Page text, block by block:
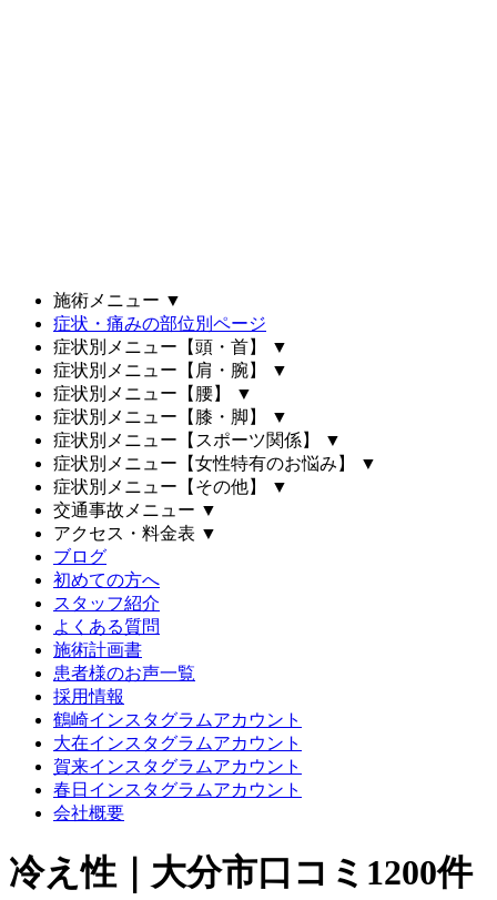
施術メニュー ▼
症状・痛みの部位別ページ
症状別メニュー【頭・首】
▼
症状別メニュー【肩・腕】
▼
症状別メニュー【腰】
▼
症状別メニュー【膝・脚】
▼
症状別メニュー【スポーツ関係】
▼
症状別メニュー【女性特有のお悩み】
▼
症状別メニュー【その他】
▼
交通事故メニュー ▼
アクセス・料金表 ▼
ブログ
初めての方へ
スタッフ紹介
よくある質問
施術計画書
患者様のお声一覧
採用情報
鶴崎インスタグラムアカウント
大在インスタグラムアカウント
賀来インスタグラムアカウント
春日インスタグラムアカウント
会社概要
冷え性｜大分市口コミ1200件